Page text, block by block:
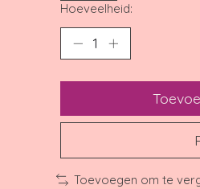
Hoeveelheid:
Toevoegen om te